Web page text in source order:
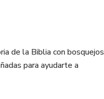
de la Biblia con bosquejos
para ayudarte a